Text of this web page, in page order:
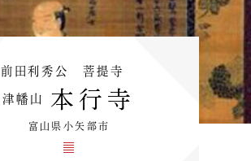
前田利秀公 菩提寺
津幡山 本行寺
富山県小矢部市